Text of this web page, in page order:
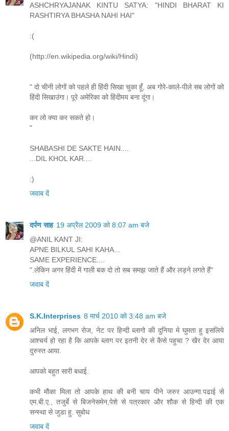
ASHCHRYAJANAK KINTU SATYA: "HINDI BHARAT KI
RASHTIRYA BHASHA NAHI HAI"
:(
(http://en.wikipedia.org/wiki/Hindi)
" दो चीनी लोगों को पहले ही हिंदी सिखा चुका हूँ, अब गोरे-काले-पीले सब लोगों को
हिंदी सिखाउंगा। पूरे अमेरिका को हिंदीमय बना दूंगा।
कर लो क्या कर सकते हो।
"
SHABASHI DE SAKTE HAIN....
...DIL KHOL KAR....
:)
जवाब दें
दर्पण साह 19 अप्रैल 2009 को 8:07 am बजे
@ANIL KANT JI:
APNE BILKUL SAHI KAHA...
SAME EXPERIENCE....
".लेकिन अगर हिंदी में गाली बक दो तो सब समझ जाते हैं और लड़ने लगते हैं"
जवाब दें
S.K.Interprises 8 मार्च 2010 को 3:48 am बजे
अनिल भाई, लगभग रोज, नेट पर हिन्दी ब्लागो की दुनिया मे घुमता हु इसलिये
आश्चर्य हो रहा है कि आपके ब्लाग पर इतनी देर से कैसे पहुचा ? खैर देर आया
दुरुस्त आया.
आपको बहुत सारी बधाई.
कभी मौका मिला तो आपके हाथ की बनी चाय पीने जरुर आउन्गा.पढाई से
एम.बी.ए., तजुर्बे से बिजनेसमेन,पेशे से पत्रकार और शौक से हिन्दी की एक
सन्स्था से जुडा हु. सुबोध
जवाब दें